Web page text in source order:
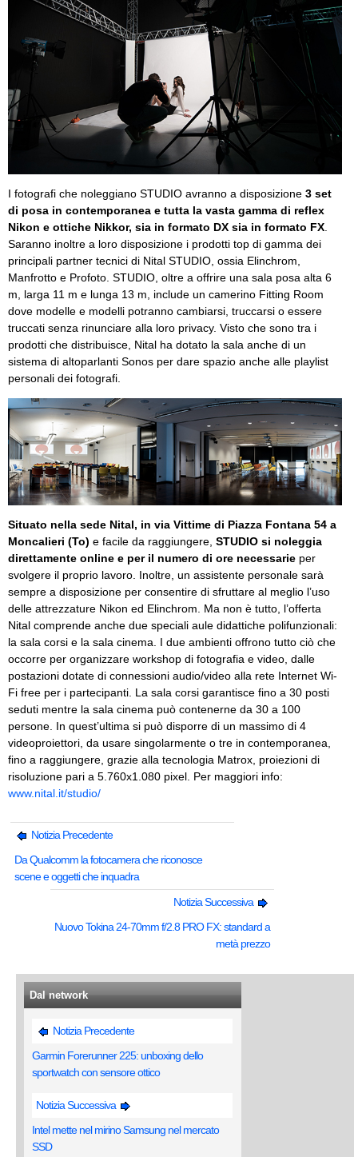
I fotografi che noleggiano STUDIO avranno a disposizione 3 set
di posa in contemporanea e tutta la vasta gamma di reflex
Nikon e ottiche Nikkor, sia in formato DX sia in formato FX
Saranno inoltre a loro disposizione i prodotti top di gamma dei
principali partner tecnici di Nital STUDIO, ossia Elinchrom,
Manfrotto e Profoto. STUDIO, oltre a offrire una sala posa alta 6
m, larga 11 m e lunga 13 m, include un camerino Fitting Room
dove modelle e modelli potranno cambiarsi, truccarsi o essere
truccati senza rinunciare alla loro privacy. Visto che sono tra i
prodotti che distribuisce, Nital ha dotato la sala anche di un
sistema di altoparlanti Sonos per dare spazio anche alle playlist
personali dei fotografi.
Situato nella sede Nital, in via Vittime di Piazza Fontana 54 a
Moncalieri (To) e facile da raggiungere, STUDIO si noleggia
direttamente online e per il numero di ore necessarie per
svolgere il proprio lavoro. Inoltre, un assistente personale sarà
sempre a disposizione per consentire di sfruttare al meglio l’uso
delle attrezzature Nikon ed Elinchrom. Ma non è tutto, l’offerta
Nital comprende anche due speciali aule didattiche polifunzionali:
la sala corsi e la sala cinema. I due ambienti offrono tutto ciò che
occorre per organizzare workshop di fotografia e video, dalle
postazioni dotate di connessioni audio/video alla rete Internet Wi-
Fi free per i partecipanti. La sala corsi garantisce fino a 30 posti
seduti mentre la sala cinema può contenerne da 30 a 100
persone. In quest’ultima si può disporre di un massimo di 4
videoproiettori, da usare singolarmente o tre in contemporanea,
fino a raggiungere, grazie alla tecnologia Matrox, proiezioni di
risoluzione pari a 5.760x1.080 pixel. Per maggiori info:
www.nital.it/studio/
Notizia Precedente
Da Qualcomm la fotocamera che riconosce
scene e oggetti che inquadra
Notizia Successiva
Nuovo Tokina 24-70mm f/2.8 PRO FX: standard a
metà prezzo
Dal network
Notizia Precedente
Garmin Forerunner 225: unboxing dello
sportwatch con sensore ottico
Notizia Successiva
Intel mette nel mirino Samsung nel mercato
SSD